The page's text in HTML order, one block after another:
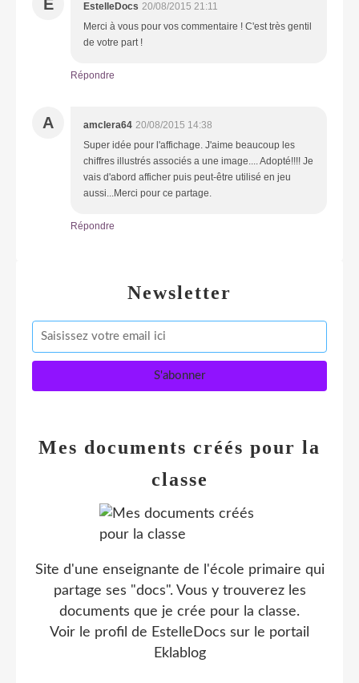
E EstelleDocs 20/08/2015 21:11
Merci à vous pour vos commentaire ! C'est très gentil
de votre part !
Répondre
A amclera64 20/08/2015 14:38
Super idée pour l'affichage. J'aime beaucoup les
chiffres illustrés associés a une image.... Adopté!!!! Je
vais d'abord afficher puis peut-être utilisé en jeu
aussi...Merci pour ce partage.
Répondre
Newsletter
Mes documents créés pour la
classe
Site d'une enseignante de l'école primaire qui
partage ses "docs". Vous y trouverez les
documents que je crée pour la classe.
Voir le profil de EstelleDocs sur le portail
Eklablog